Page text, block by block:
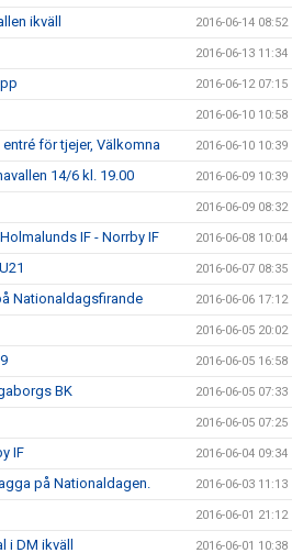
ikväll 2016-06-14 08:52
2016-06-13 11:34
2016-06-12 07:15
2016-06-10 10:58
för tjejer, Välkomna 2016-06-10 10:39
14/6 kl. 19.00 2016-06-09 10:39
2016-06-09 08:32
IF - Norrby IF 2016-06-08 10:04
2016-06-07 08:35
Nationaldagsfirande 2016-06-06 17:12
2016-06-05 20:02
2016-06-05 16:58
BK 2016-06-05 07:33
2016-06-05 07:25
IF 2016-06-04 09:34
på Nationaldagen. 2016-06-03 11:13
2016-06-01 21:12
i DM ikväll 2016-06-01 10:38